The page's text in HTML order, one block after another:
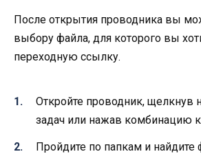
После открытия проводника вы
выбору файла, для которого вы
переходную ссылку.
Откройте проводник, щелкнув
задач или нажав комбинацию
Пройдите по папкам и